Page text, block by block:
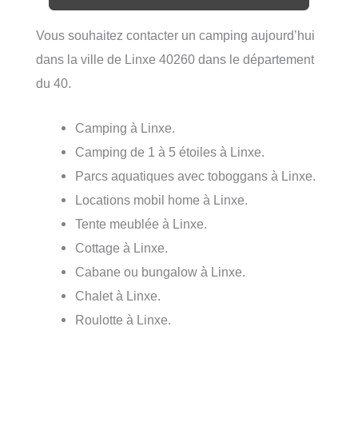
Vous souhaitez contacter un camping aujourd’hui
dans la ville de Linxe 40260 dans le département
du 40.
Camping à Linxe.
Camping de 1 à 5 étoiles à Linxe.
Parcs aquatiques avec toboggans à Linxe.
Locations mobil home à Linxe.
Tente meublée à Linxe.
Cottage à Linxe.
Cabane ou bungalow à Linxe.
Chalet à Linxe.
Roulotte à Linxe.